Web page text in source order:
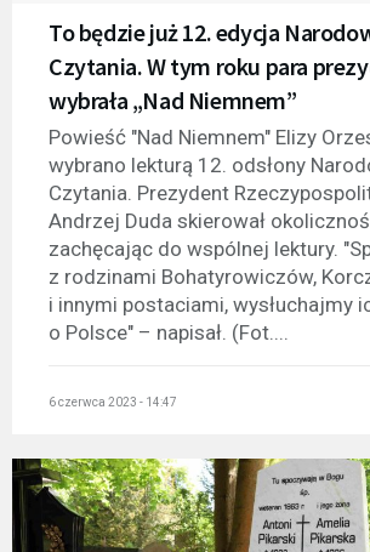
To będzie już 12. edycja
Czytania. W tym roku para
wybrała „Nad Niemnem”
Powieść "Nad Niemnem" Elizy
wybrano lekturą 12. odsłony
Czytania. Prezydent
Andrzej Duda skierował
zachęcając do wspólnej lektury.
z rodzinami Bohatyrowiczów,
i innymi postaciami, wysłuchajmy
o Polsce" – napisał. (Fot....
6 czerwca 2023 - 14:47